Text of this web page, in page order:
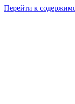
Перейти к